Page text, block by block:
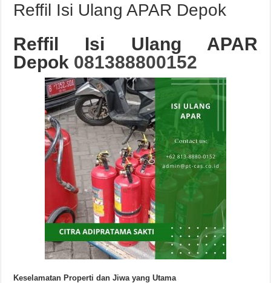
Reffil Isi Ulang APAR Depok
Reffil Isi Ulang APAR
Depok 081388800152
Keselamatan Properti dan Jiwa yang Utama